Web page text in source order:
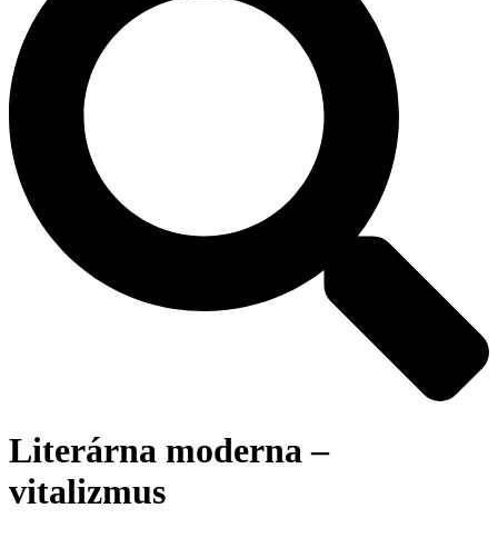
Literárna moderna –
vitalizmus